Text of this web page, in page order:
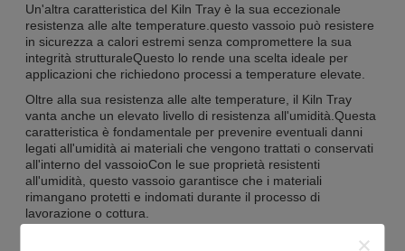
Un'altra caratteristica del Kiln Tray è la sua eccezionale
resistenza alle alte temperature.questo vassoio può resistere
in sicurezza a calori estremi senza compromettere la sua
integrità strutturaleQuesto lo rende una scelta ideale per
applicazioni che richiedono processi a temperature elevate.
Oltre alla sua resistenza alle alte temperature, il Kiln Tray
vanta anche un elevato livello di resistenza all'umidità.Questa
caratteristica è fondamentale per prevenire eventuali danni
legati all'umidità ai materiali che vengono trattati o conservati
all'interno del vassoioCon le sue proprietà resistenti
all'umidità, questo vassoio garantisce che i materiali
rimangano protetti e indomati durante il processo di
lavorazione o cottura.
Inoltre, il Kiln Tray offre un'eccellente porosità apparente, in